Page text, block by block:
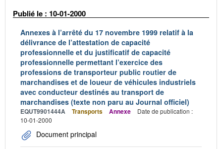
Publié le : 10-01-2000
Annexes à l’arrêté du 17 novembre 1999 relatif à la
délivrance de l’attestation de capacité
professionnelle et du justificatif de capacité
professionnelle permettant l’exercice des
professions de transporteur public routier de
marchandises et de loueur de véhicules industriels
avec conducteur destinés au transport de
marchandises (texte non paru au Journal officiel)
EQUT9901444A Transports Annexe
Date de publication :
10-01-2000
Document principal